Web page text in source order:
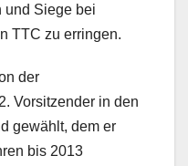
und Siege bei
TTC zu erringen.
der
Vorsitzender in den
gewählt, dem er
bis 2013